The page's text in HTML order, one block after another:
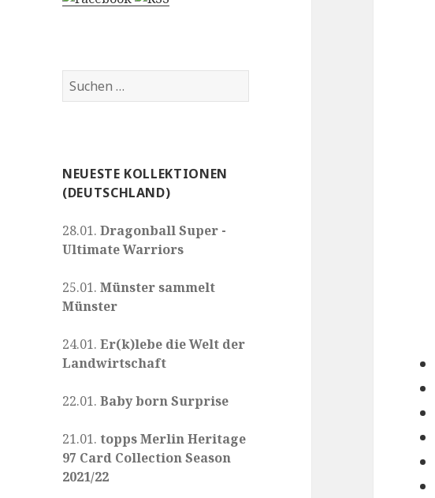
Suchen
nach:
NEUESTE KOLLEKTIONEN
(DEUTSCHLAND)
28.01.Dragonball Super -
Ultimate Warriors
25.01.Münster sammelt
Münster
24.01.Er(k)lebe die Welt der
Landwirtschaft
22.01.Baby born Surprise
21.01.topps Merlin Heritage
97 Card Collection Season
2021/22